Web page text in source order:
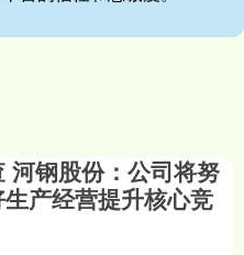
河钢股份：公司将努
产经营提升核心竞